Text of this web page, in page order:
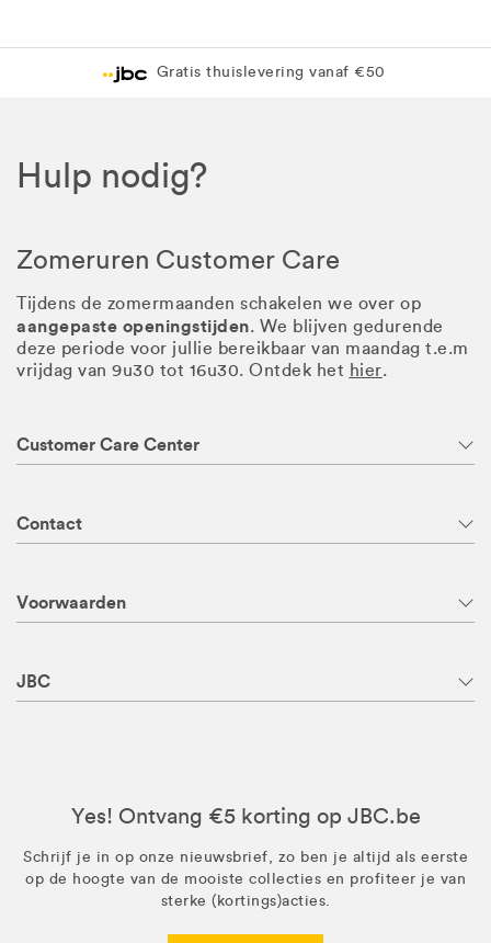
Gratis thuislevering vanaf €50
Hulp nodig?
Zomeruren Customer Care
Tijdens de zomermaanden schakelen we over op
aangepaste openingstijden. We blijven gedurende
deze periode voor jullie bereikbaar van maandag t.e.m
vrijdag van 9u30 tot 16u30. Ontdek het hier.
Customer Care Center
Contact
Voorwaarden
JBC
Yes! Ontvang €5 korting op JBC.be
Schrijf je in op onze nieuwsbrief, zo ben je altijd als eerste
op de hoogte van de mooiste collecties en profiteer je van
sterke (kortings)acties.